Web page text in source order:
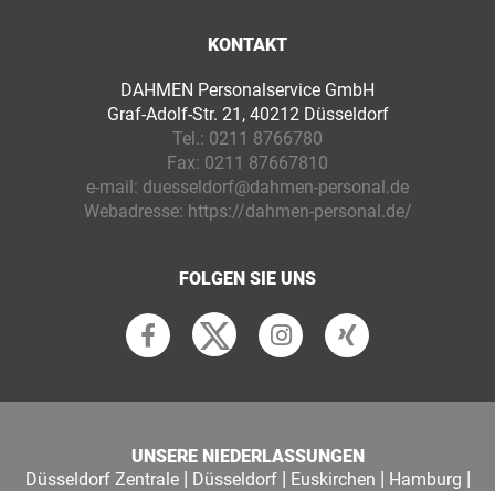
KONTAKT
DAHMEN Personalservice GmbH
Graf-Adolf-Str. 21, 40212 Düsseldorf
Tel.: 0211 8766780
Fax: 0211 87667810
e-mail: duesseldorf@dahmen-personal.de
Webadresse: https://dahmen-personal.de/
FOLGEN SIE UNS
UNSERE NIEDERLASSUNGEN
Düsseldorf Zentrale| Düsseldorf| Euskirchen | Hamburg |